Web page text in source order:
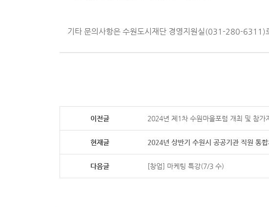
기타 문의사항은 수원도시재단 경영지원실(031-280-6311)
이전글 2024년 제1차 수원마을포럼 개최 및 참가
현재글 2024년 상반기 수원시 공공기관 직원 통
다음글 [창업] 마케팅 특강(7/3 수)